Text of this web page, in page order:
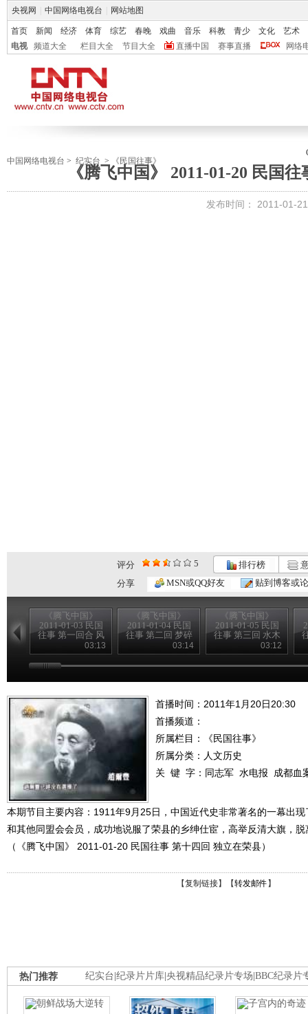
央视网 中国网络电视台 网站地图
首页 新闻 经济 体育 综艺 春晚 戏曲 音乐 科教 青少 文化
艺术
电视
频道大全 栏目大全 节目大全 直播中国 赛事直播 网络
中国网络电视台 > 纪实台 > 《民国往事》
《腾飞中国》 2011-01-20 民国
发布时间： 2011-01-
评分 5 排行榜
分享
MSN或QQ好友 贴到博客或
《腾飞中国》
2011-01-03 民国
往事 第一回合 风
雨飘摇季03:13
《腾飞中国》
2011-01-04 民国
往事 第二回 梦碎
03:14
《腾飞中国》
2011-01-05 民国
往事 第三回 水木
03:12
首播时间：2011年1月20日20:30
首播频道：
所属栏目：
《民国往事》
所属分类：人文历史
关 键 字： 同志军 水电报 成都血
本期节目主要内容：1911年9月25日，中国近代史非常著名的一幕出
和其他同盟会会员，成功地说服了荣县的乡绅仕宦，高举反清大旗，
（《腾飞中国》 2011-01-20 民国往事 第十四回 独立在荣县）
【复制链接】【转发邮件 】
纪实台 纪录片片库 央视精品纪录片专场 BBC纪录片
热门推荐